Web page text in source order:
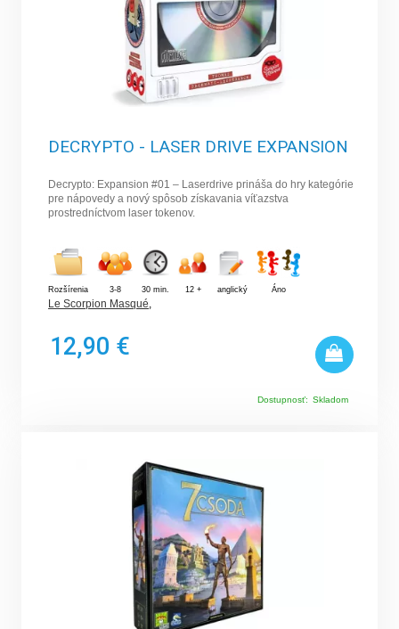
DECRYPTO - LASER DRIVE EXPANSION
Decrypto: Expansion #01 – Laserdrive prináša do hry kategórie
pre nápovedy a nový spôsob získavania víťazstva
prostredníctvom laser tokenov.
Rozšírenia 3-8 30 min. 12 + anglický Áno
Le Scorpion Masqué
12,90 €
Dostupnosť: Skladom